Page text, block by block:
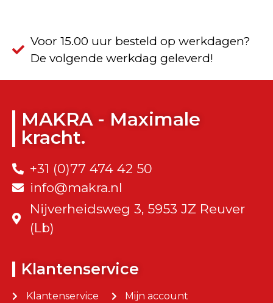
Voor 15.00 uur besteld op werkdagen?
De volgende werkdag geleverd!
MAKRA - Maximale
kracht.
+31 (0)77 474 42 50
info@makra.nl
Nijverheidsweg 3, 5953 JZ Reuver
(Lb)
Klantenservice
Klantenservice
Mijn account